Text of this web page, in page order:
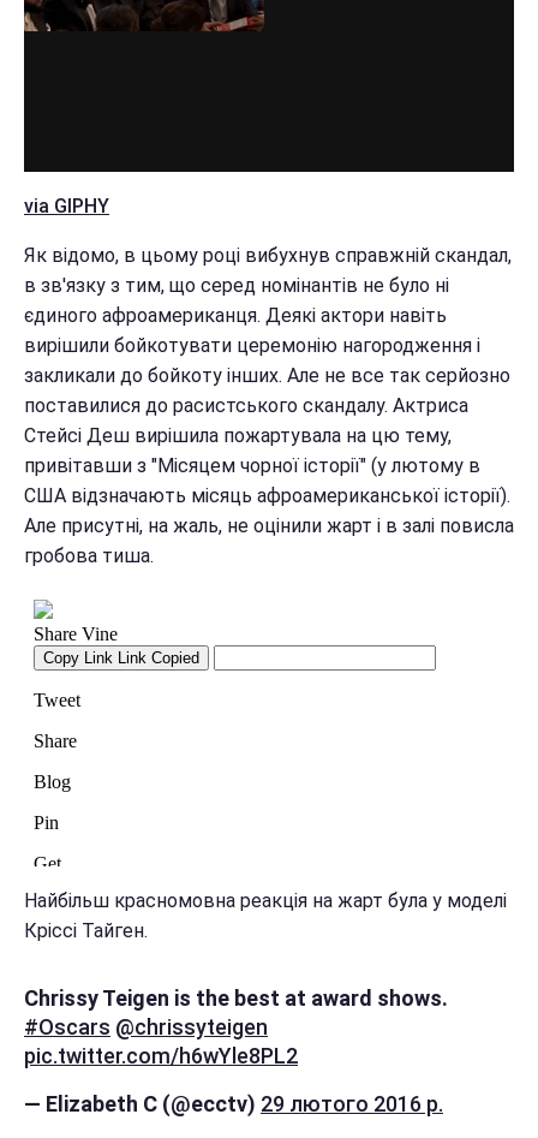
via GIPHY
Як відомо, в цьому році вибухнув справжній скандал,
в зв'язку з тим, що серед номінантів не було ні
єдиного афроамериканця. Деякі актори навіть
вирішили бойкотувати церемонію нагородження і
закликали до бойкоту інших. Але не все так серйозно
поставилися до расистського скандалу. Актриса
Стейсі Деш вирішила пожартувала на цю тему,
привітавши з "Місяцем чорної історії" (у лютому в
США відзначають місяць афроамериканської історії).
Але присутні, на жаль, не оцінили жарт і в залі повисла
гробова тиша.
Найбільш красномовна реакція на жарт була у моделі
Кріссі Тайген.
Chrissy Teigen is the best at award shows.
#Oscars @chrissyteigen
pic.twitter.com/h6wYle8PL2
— Elizabeth C (@ecctv) 29 лютого 2016 р.